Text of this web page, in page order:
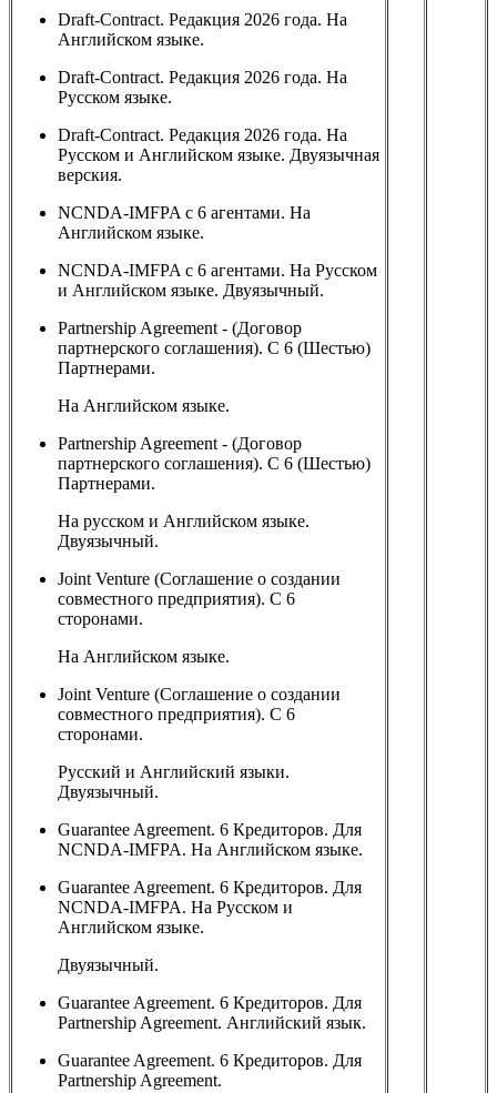
Draft-Contract. Редакция 2026 года. На
Английском языке.
Draft-Contract. Редакция 2026 года. На
Русском языке.
Draft-Contract. Редакция 2026 года. На
Русском и Английском языке. Двуязычная
верския.
NCNDA-IMFPA с 6 агентами. На
Английском языке.
NCNDA-IMFPA с 6 агентами. На Русском
и Английском языке. Двуязычный.
Partnership Agreement - (Договор
партнерского соглашения). С 6 (Шестью)
Партнерами.
На Английском языке.
Partnership Agreement - (Договор
партнерского соглашения). С 6 (Шестью)
Партнерами.
На русском и Английском языке.
Двуязычный.
Joint Venture (Соглашение о создании
совместного предприятия). С 6
сторонами.
На Английском языке.
Joint Venture (Соглашение о создании
совместного предприятия). С 6
сторонами.
Русский и Английский языки.
Двуязычный.
Guarantee Agreement. 6 Кредиторов. Для
NCNDA-IMFPA. На Английском языке.
Guarantee Agreement. 6 Кредиторов. Для
NCNDA-IMFPA. На Русском и
Английском языке.
Двуязычный.
Guarantee Agreement. 6 Кредиторов. Для
Partnership Agreement. Английский язык.
Guarantee Agreement. 6 Кредиторов. Для
Partnership Agreement.